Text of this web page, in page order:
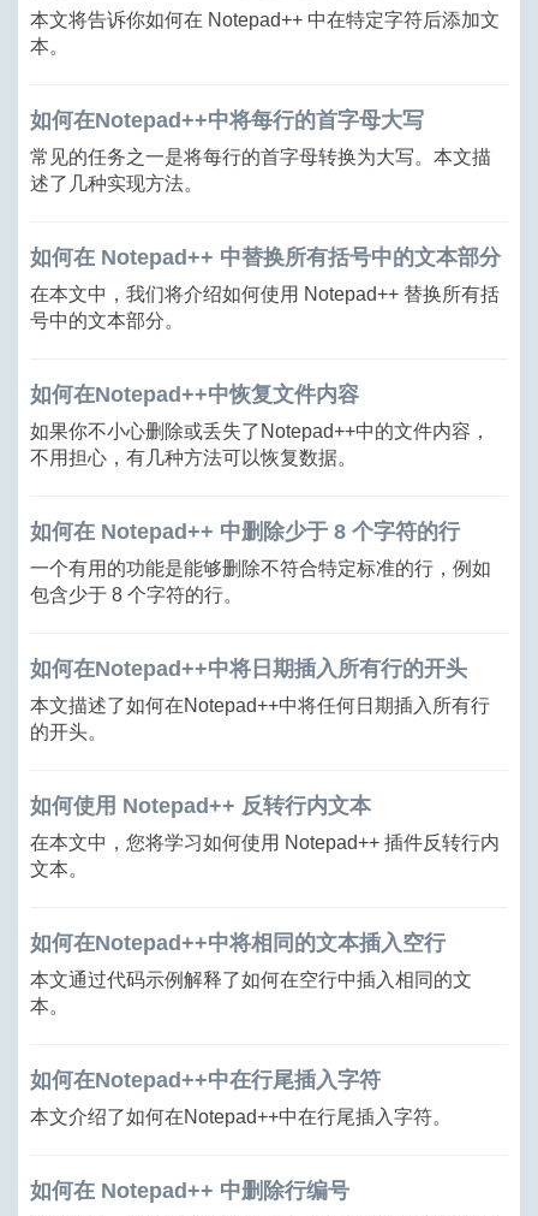
本文将告诉你如何在 Notepad++ 中在特定字符后添加文
本。
如何在Notepad++中将每行的首字母大写
常见的任务之一是将每行的首字母转换为大写。本文描
述了几种实现方法。
如何在 Notepad++ 中替换所有括号中的文本部分
在本文中，我们将介绍如何使用 Notepad++ 替换所有括
号中的文本部分。
如何在Notepad++中恢复文件内容
如果你不小心删除或丢失了Notepad++中的文件内容，
不用担心，有几种方法可以恢复数据。
如何在 Notepad++ 中删除少于 8 个字符的行
一个有用的功能是能够删除不符合特定标准的行，例如
包含少于 8 个字符的行。
如何在Notepad++中将日期插入所有行的开头
本文描述了如何在Notepad++中将任何日期插入所有行
的开头。
如何使用 Notepad++ 反转行内文本
在本文中，您将学习如何使用 Notepad++ 插件反转行内
文本。
如何在Notepad++中将相同的文本插入空行
本文通过代码示例解释了如何在空行中插入相同的文
本。
如何在Notepad++中在行尾插入字符
本文介绍了如何在Notepad++中在行尾插入字符。
如何在 Notepad++ 中删除行编号